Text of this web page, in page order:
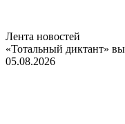
Лента новостей
«Тотальный диктант»
05.08.2026